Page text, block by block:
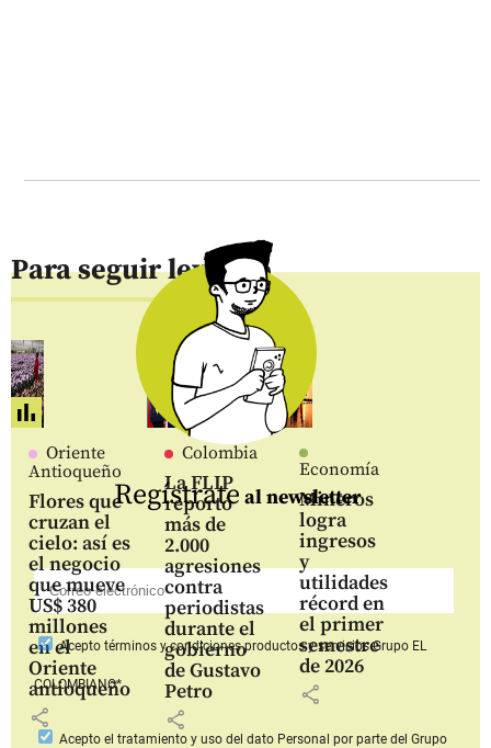
Para seguir leyendo
Oriente
Antioqueño
Flores que
cruzan el
cielo: así es
el negocio
que mueve
US$ 380
millones
en el
Oriente
antioqueño
share
Colombia
La FLIP
reportó
más de
2.000
agresiones
contra
periodistas
durante el
gobierno
de Gustavo
Petro
share
Economía
Mineros
logra
ingresos
y
utilidades
récord en
el primer
semestre
de 2026
share
Regístrate al newsletter
Aceptotérminos y condiciones productos y serviciosGrupo EL
COLOMBIANO*
Acepto el tratamiento y uso del dato Personal por parte del Grupo